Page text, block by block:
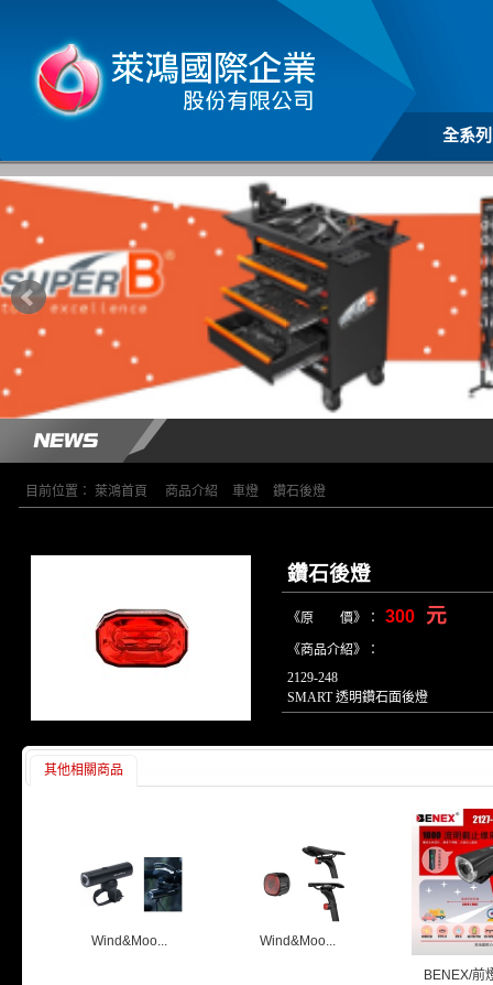
全系
目前位置： 萊鴻首頁 商品介紹 車燈 鑽石後燈
鑽石後燈
《原 價》： 300 元
《商品介紹》：
2129-248
SMART 透明鑽石面後燈
其他相關商品
Wind&Moo... Wind&Moo...
BENEX/前